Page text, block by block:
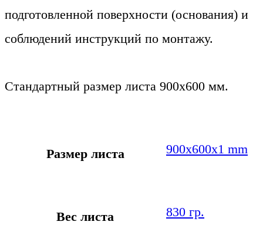
подготовленной поверхности (основания) и
соблюдений инструкций по монтажу.
Стандартный размер листа 900х600 мм.
Размер листа 900х600х1 mm
Вес листа 830 гр.